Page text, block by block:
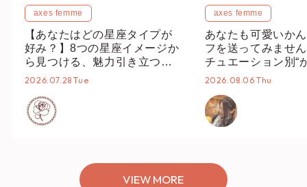
axes femme
【あなたはどの星座タイプが
好み？】8つの星座イメージか
ら見つける、魅力引き立つス
タイリング♡
2026.07.28 Tue
axes femme
あなたも可愛いか
フを送ってみませ
チュエーション別“
オススメ【ショッ
2026.08.06 Thu
VIEW MORE